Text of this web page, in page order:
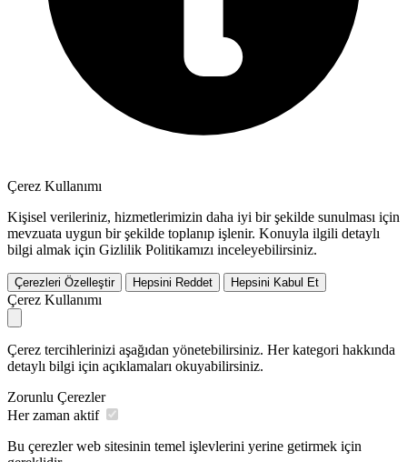
Çerez Kullanımı
Kişisel verileriniz, hizmetlerimizin daha iyi bir şekilde sunulması için
mevzuata uygun bir şekilde toplanıp işlenir. Konuyla ilgili detaylı
bilgi almak için Gizlilik Politikamızı inceleyebilirsiniz.
Çerezleri Özelleştir Hepsini Reddet Hepsini Kabul Et
Çerez Kullanımı
Çerez tercihlerinizi aşağıdan yönetebilirsiniz. Her kategori hakkında
detaylı bilgi için açıklamaları okuyabilirsiniz.
Zorunlu Çerezler
Her zaman aktif
Bu çerezler web sitesinin temel işlevlerini yerine getirmek için